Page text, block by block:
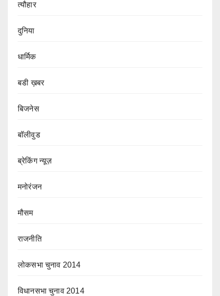
त्यौहार
दुनिया
धार्मिक
बडी ख़बर
बिजनेस
बॉलीवुड
ब्रेकिंग न्यूज़
मनोरंजन
मौसम
राजनीति
लोकसभा चुनाव 2014
विधानसभा चुनाव 2014